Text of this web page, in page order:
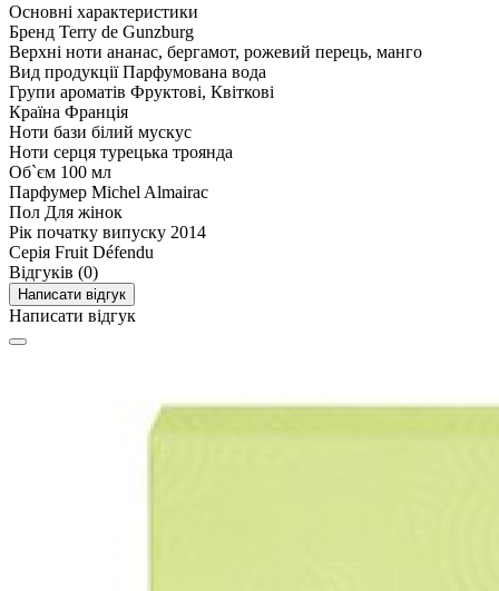
Основні характеристики
Бренд Terry de Gunzburg
Верхні ноти ананас, бергамот, рожевий перець, манго
Вид продукції Парфумована вода
Групи ароматів Фруктові, Квіткові
Країна Франція
Ноти бази білий мускус
Ноти серця турецька троянда
Об`єм 100 мл
Парфумер Michel Almairac
Пол Для жінок
Рік початку випуску 2014
Серія Fruit Défendu
Відгуків (0)
Написати відгук
Написати відгук